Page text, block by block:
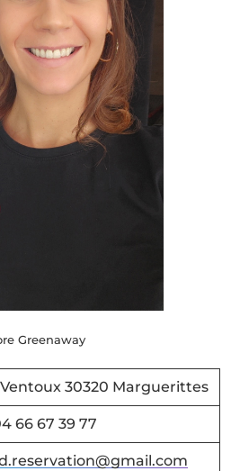
Greenaway
30320 Marguerittes
66 67 39 77